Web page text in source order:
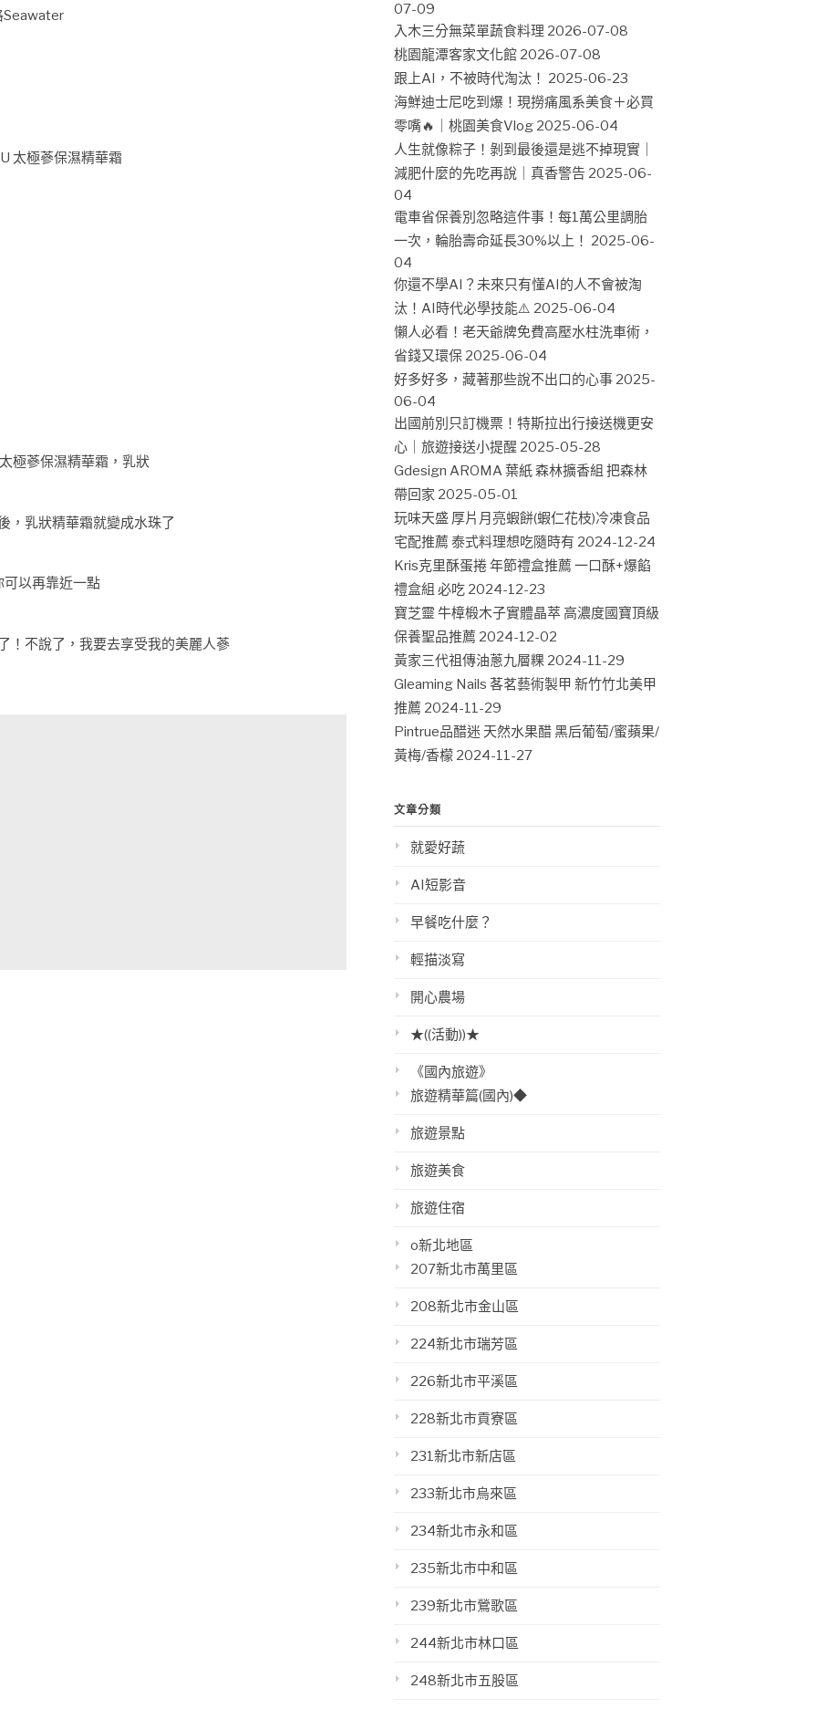
Seawater
太極蔘保濕精華霜
極蔘保濕精華霜，乳狀
，乳狀精華霜就變成水珠了
以再靠近一點
！不說了，我要去享受我的美麗人蔘
07-09
入木三分無菜單蔬食料理 2026-07-08
桃園龍潭客家文化館 2026-07-08
跟上AI，不被時代淘汰！ 2025-06-23
海鮮迪士尼吃到爆！現撈痛風系美食＋必買
零嘴🔥｜桃園美食Vlog 2025-06-04
人生就像粽子！剝到最後還是逃不掉現實｜
減肥什麼的先吃再說｜真香警告 2025-06-
04
電車省保養別忽略這件事！每1萬公里調胎
一次，輪胎壽命延長30%以上！ 2025-06-
04
你還不學AI？未來只有懂AI的人不會被淘
汰！AI時代必學技能⚠️ 2025-06-04
懶人必看！老天爺牌免費高壓水柱洗車術，
省錢又環保 2025-06-04
好多好多，藏著那些說不出口的心事 2025-
06-04
出國前別只訂機票！特斯拉出行接送機更安
心｜旅遊接送小提醒 2025-05-28
Gdesign AROMA 葉紙 森林擴香組 把森林
帶回家 2025-05-01
玩味天盛 厚片月亮蝦餅(蝦仁花枝)冷凍食品
宅配推薦 泰式料理想吃隨時有 2024-12-24
Kris克里酥蛋捲 年節禮盒推薦 一口酥+爆餡
禮盒組 必吃 2024-12-23
寶芝靈 牛樟椴木子實體晶萃 高濃度國寶頂級
保養聖品推薦 2024-12-02
黃家三代祖傳油蔥九層粿 2024-11-29
Gleaming Nails 茖茗藝術製甲 新竹竹北美甲
推薦 2024-11-29
Pintrue品醋迷 天然水果醋 黑后葡萄/蜜蘋果/
黃梅/香檬 2024-11-27
文章分類
就愛好蔬
AI短影音
早餐吃什麼？
輕描淡寫
開心農場
★((活動))★
《國內旅遊》
旅遊精華篇(國內)◆
旅遊景點
旅遊美食
旅遊住宿
o新北地區
207新北市萬里區
208新北市金山區
224新北市瑞芳區
226新北市平溪區
228新北市貢寮區
231新北市新店區
233新北市烏來區
234新北市永和區
235新北市中和區
239新北市鶯歌區
244新北市林口區
248新北市五股區